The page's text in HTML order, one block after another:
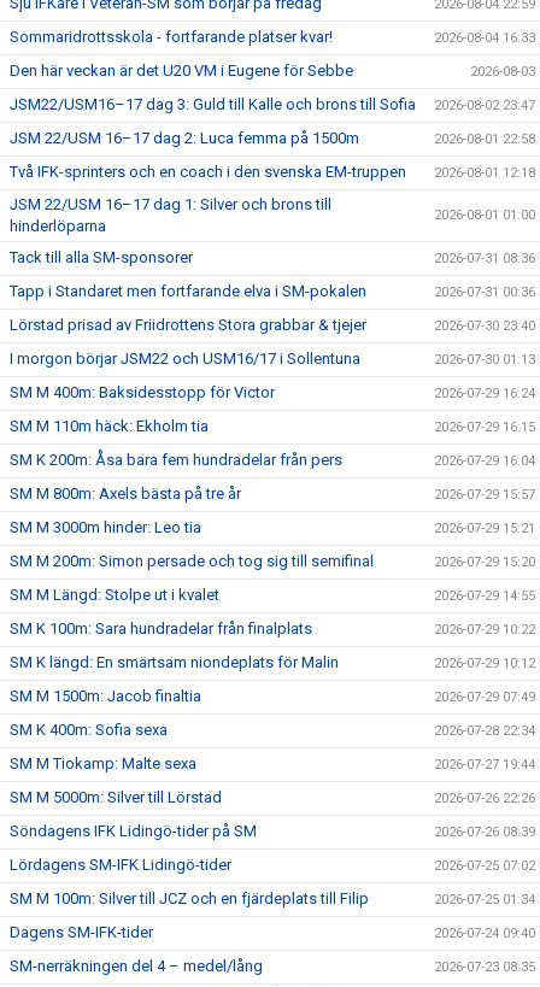
2026-08-04 22:59
Sommaridrottsskola - fortfarande platser kvar! 2026-08-04 16:33
Den här veckan är det U20 VM i Eugene för Sebbe 2026-08-03
JSM22/USM16–17 dag 3: Guld till Kalle och brons till Sofia 2026-08-02 23:47
JSM 22/USM 16–17 dag 2: Luca femma på 1500m 2026-08-01 22:58
Två IFK-sprinters och en coach i den svenska EM-truppen 2026-08-01 12:18
JSM 22/USM 16–17 dag 1: Silver och brons till
hinderlöparna
2026-08-01 01:00
Tack till alla SM-sponsorer 2026-07-31 08:36
Tapp i Standaret men fortfarande elva i SM-pokalen 2026-07-31 00:36
Lörstad prisad av Friidrottens Stora grabbar & tjejer 2026-07-30 23:40
I morgon börjar JSM22 och USM16/17 i Sollentuna 2026-07-30 01:13
SM M 400m: Baksidesstopp för Victor 2026-07-29 16:24
SM M 110m häck: Ekholm tia 2026-07-29 16:15
SM K 200m: Åsa bara fem hundradelar från pers 2026-07-29 16:04
SM M 800m: Axels bästa på tre år 2026-07-29 15:57
SM M 3000m hinder: Leo tia 2026-07-29 15:21
SM M 200m: Simon persade och tog sig till semifinal 2026-07-29 15:20
SM M Längd: Stolpe ut i kvalet 2026-07-29 14:55
SM K 100m: Sara hundradelar från finalplats 2026-07-29 10:22
SM K längd: En smärtsam niondeplats för Malin 2026-07-29 10:12
SM M 1500m: Jacob finaltia 2026-07-29 07:49
SM K 400m: Sofia sexa 2026-07-28 22:34
SM M Tiokamp: Malte sexa 2026-07-27 19:44
SM M 5000m: Silver till Lörstad 2026-07-26 22:26
Söndagens IFK Lidingö-tider på SM 2026-07-26 08:39
Lördagens SM-IFK Lidingö-tider 2026-07-25 07:02
SM M 100m: Silver till JCZ och en fjärdeplats till Filip 2026-07-25 01:34
Dagens SM-IFK-tider 2026-07-24 09:40
SM-nerräkningen del 4 – medel/lång 2026-07-23 08:35